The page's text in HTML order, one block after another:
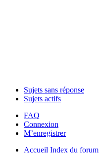
Sujets sans réponse
Sujets actifs
FAQ
Connexion
M’enregistrer
Accueil Index du forum